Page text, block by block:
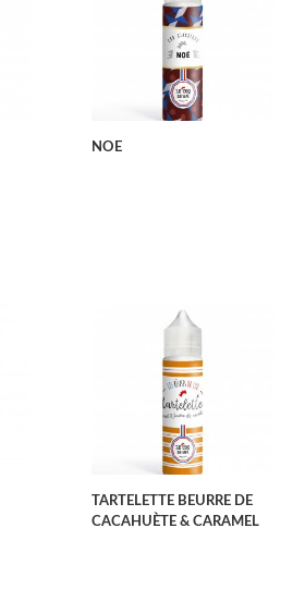
NOE
TARTELETTE BEURRE DE
CACAHUÈTE & CARAMEL